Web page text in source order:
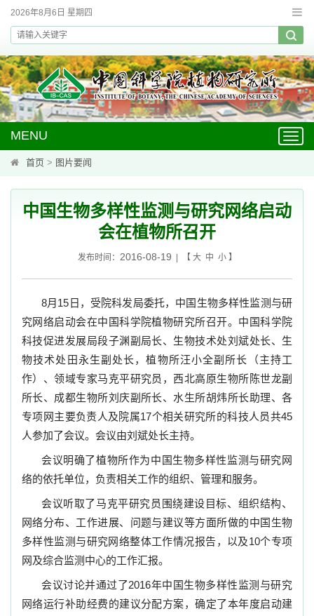
2026年8月6日 星期四
MENU
首页 > 图片要闻
中国生物多样性监测与研究网络启动
会在植物所召开
发布时间： 2016-08-19 | 【 大 中 小】
8月 15 日，受院科发局委托，中国生物多样性监测与研
究网络启动会在中国科学院植物研究所召开。中国科学院
科技促进发展局段子渊副局长、生物技术处刘斌处长、生
物技术处田永生副处长，植物所汪小全副所长（主持工
作）、领域专家马克平研究员，西北高原生物所陈世龙副
所长、成都生物所刘庆副所长、水生所胡炜所长助理、各
专项网主要负责人及院属17个相关研究所的科技人员共45
人参加了会议。会议由刘斌处长主持。
会议明确了植物所作为中国生物多样性监测与研究网
络的依托单位，负责相关工作的组织、管理和服务。
会议听取了马克平研究员围绕建设目标、组织结构、
网络分布、工作进展、问题与建议等方面所做的中国生物
多样性监测与研究网络整体工作情况报告，以及10个专项
网及综合监测中心的工作汇报。
会议讨论并通过了2016年中国生物多样性监测与研究
网络运行补助经费的建议分配方案，确定了本年度启动建